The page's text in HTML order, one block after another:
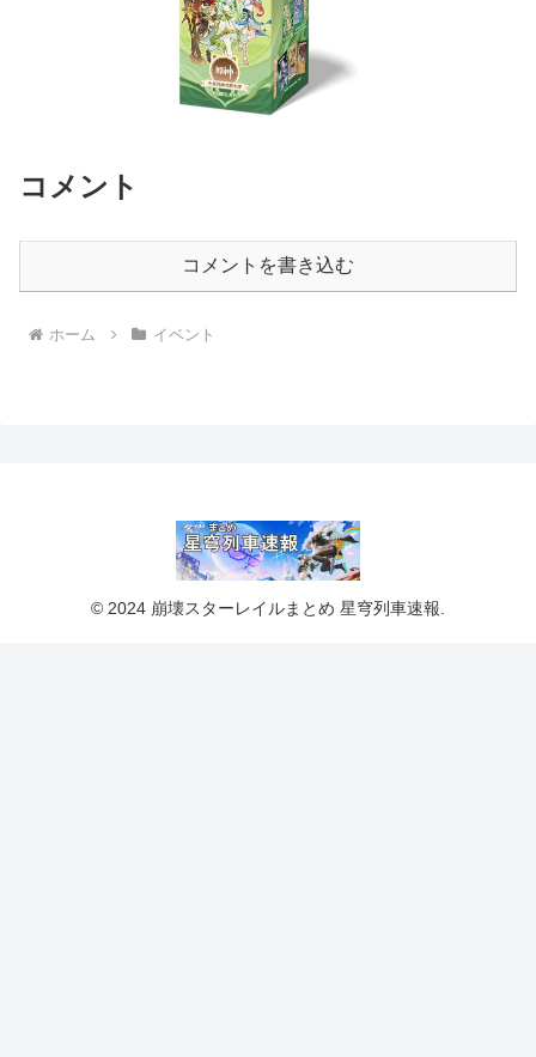
コメント
コメントを書き込む
ホーム イベント
© 2024 崩壊スターレイルまとめ 星穹列車速報.